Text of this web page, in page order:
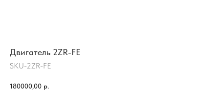
Двигатель 2ZR-FE
SKU-2ZR-FE
180000,00 р.